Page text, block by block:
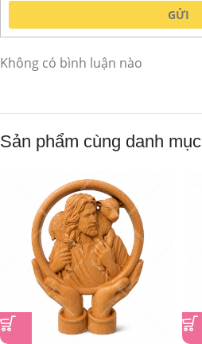
GỬI
Không có bình luận nào
Sản phẩm cùng danh mục